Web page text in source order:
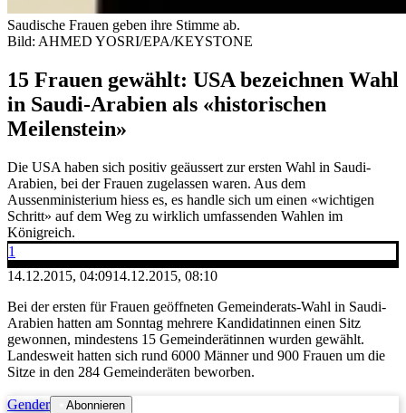
Saudische Frauen geben ihre Stimme ab.
Bild: AHMED YOSRI/EPA/KEYSTONE
15 Frauen gewählt: USA bezeichnen Wahl
in Saudi-Arabien als «historischen
Meilenstein»
Die USA haben sich positiv geäussert zur ersten Wahl in Saudi-
Arabien, bei der Frauen zugelassen waren. Aus dem
Aussenministerium hiess es, es handle sich um einen «wichtigen
Schritt» auf dem Weg zu wirklich umfassenden Wahlen im
Königreich.
1
14.12.2015, 04:0914.12.2015, 08:10
Bei der ersten für Frauen geöffneten Gemeinderats-Wahl in Saudi-
Arabien hatten am Sonntag mehrere Kandidatinnen einen Sitz
gewonnen, mindestens 15 Gemeinderätinnen wurden gewählt.
Landesweit hatten sich rund 6000 Männer und 900 Frauen um die
Sitze in den 284 Gemeinderäten beworben.
Gender Abonnieren